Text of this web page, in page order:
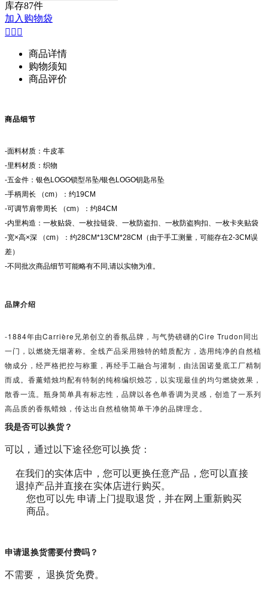
库存87件
加入购物袋
  
商品详情
购物须知
商品评价
商品细节
-面料材质：牛皮革
-里料材质：织物
-五金件：银色LOGO锁型吊坠/银色LOGO钥匙吊坠
-手柄周长 （cm）：约19CM
-可调节肩带周长 （cm）：约84CM
-内里构造：一枚贴袋、一枚拉链袋、一枚防盗扣、一枚防盗狗扣、一枚卡夹贴袋
-宽×高×深 （cm）：约28CM*13CM*28CM（由于手工测量，可能存在2-3CM误
差）
-不同批次商品细节可能略有不同,请以实物为准。
品牌介绍
-1884年由Carrière兄弟创立的香氛品牌，与气势磅礴的Cire Trudon同出
一门，以燃烧无烟著称。全线产品采用独特的蜡质配方，选用纯净的自然植
物成分，经严格把控与称重，再经手工融合与灌制，由法国诺曼底工厂精制
而成。香薰蜡烛均配有特制的纯棉编织烛芯，以实现最佳的均匀燃烧效果，
散香一流。瓶身简单具有标志性，品牌以各色单香调为灵感，创造了一系列
高品质的香氛蜡烛，传达出自然植物简单干净的品牌理念。
我是否可以换货？
可以，通过以下途径您可以换货：
在我们的实体店中，您可以更换任意产品，您可以直接
退掉产品并直接在实体店进行购买。
您也可以先 申请上门提取退货，并在网上重新购买
商品。
申请退换货需要付费吗？
不需要， 退换货免费。